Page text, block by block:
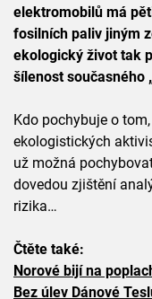
elektromobilů má
fosilních paliv jiným
ekologický život tak
šílenost současného
Kdo pochybuje o
ekologistických
už možná
dovedou zjištění
rizika…
Čtěte také:
Norové bijí na
Bez úlev Dánové